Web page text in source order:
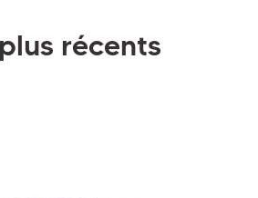
récents